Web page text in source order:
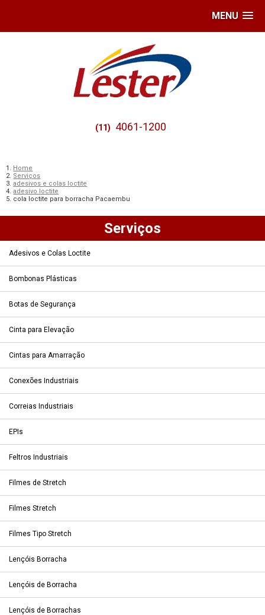
MENU
(11) 4061-1200
Home
Serviços
adesivos e colas loctite
adesivo loctite
cola loctite para borracha Pacaembu
Serviços
Adesivos e Colas Loctite
Bombonas Plásticas
Botas de Segurança
Cinta para Elevação
Cintas para Amarração
Conexões Industriais
Correias Industriais
EPIs
Feltros Industriais
Filmes de Stretch
Filmes Stretch
Filmes Tipo Stretch
Lençóis Borracha
Lençóis de Borracha
Lençóis de Borrachas